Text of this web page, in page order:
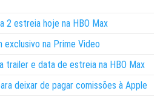
2 estreia hoje na HBO Max
exclusivo na Prime Video
trailer e data de estreia na HBO Max
deixar de pagar comissões à Apple